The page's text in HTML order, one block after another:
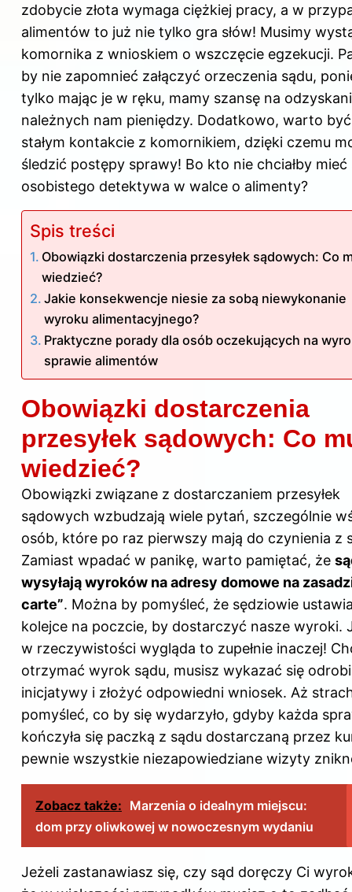
zdobycie złota wymaga ciężkiej pracy, a w
alimentów to już nie tylko gra słów! Musimy
komornika z wnioskiem o wszczęcie egzekucji.
by nie zapomnieć załączyć orzeczenia sądu,
tylko mając je w ręku, mamy szansę na
należnych nam pieniędzy. Dodatkowo, warto
stałym kontakcie z komornikiem, dzięki czemu
śledzić postępy sprawy! Bo kto nie chciałby
osobistego detektywa w walce o alimenty?
Spis treści
Obowiązki dostarczenia przesyłek sądowych: Co
wiedzieć?
Jakie konsekwencje niesie za sobą niewykonanie
wyroku alimentacyjnego?
Praktyczne porady dla osób oczekujących na
sprawie alimentów
Obowiązki dostarczenia
przesyłek sądowych: Co
wiedzieć?
Obowiązki związane z dostarczaniem przesyłek
sądowych wzbudzają wiele pytań, szczególnie
osób, które po raz pierwszy mają do czynienia z
Zamiast wpadać w panikę, warto pamiętać, że
wysyłają wyroków na adresy domowe na
carte”. Można by pomyśleć, że sędziowie
kolejce na poczcie, by dostarczyć nasze wyroki.
w rzeczywistości wygląda to zupełnie inaczej!
otrzymać wyrok sądu, musisz wykazać się
inicjatywy i złożyć odpowiedni wniosek. Aż
pomyśleć, co by się wydarzyło, gdyby każda
kończyła się paczką z sądu dostarczaną przez
pewnie wszystkie niezapowiedziane wizyty
Zobacz także: Marzenia o idealnym miejscu:
dom przy oliwkowej w nowoczesnym wydaniu
Jeżeli zastanawiasz się, czy sąd doręczy Ci